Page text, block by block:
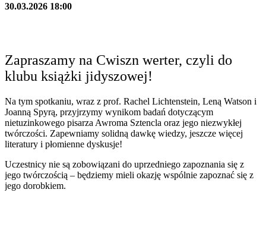
30.03.2026 18:00
Zapraszamy na Cwiszn werter, czyli do
klubu książki jidyszowej!
Na tym spotkaniu, wraz z prof. Rachel Lichtenstein, Leną Watson i
Joanną Spyrą, przyjrzymy wynikom badań dotyczącym
nietuzinkowego pisarza Awroma Sztencla oraz jego niezwykłej
twórczości. Zapewniamy solidną dawkę wiedzy, jeszcze więcej
literatury i płomienne dyskusje!
Uczestnicy nie są zobowiązani do uprzedniego zapoznania się z
jego twórczością – będziemy mieli okazję wspólnie zapoznać się z
jego dorobkiem.